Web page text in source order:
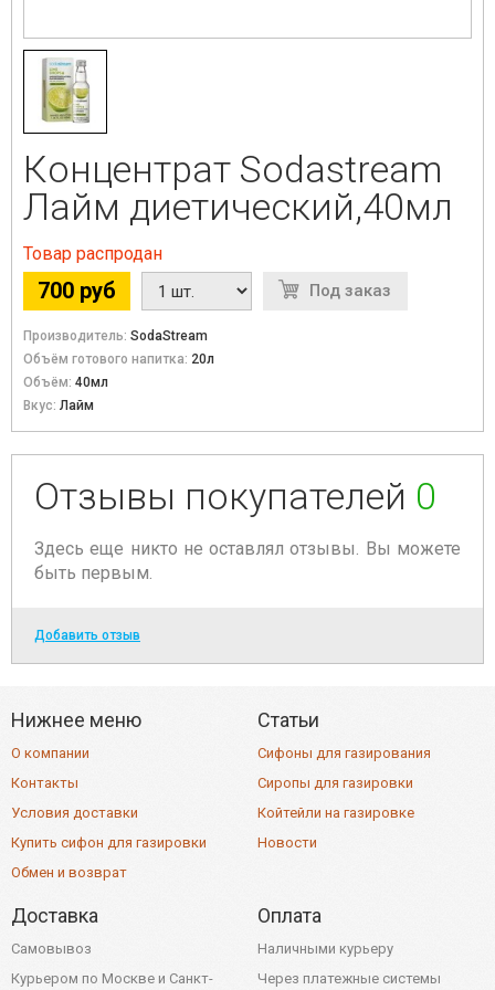
Концентрат Sodastream
Лайм диетический,40мл
Товар распродан
700 руб Под заказ
Производитель: SodaStream
Объём готового напитка: 20л
Объём: 40мл
Вкус: Лайм
Отзывы покупателей 0
Здесь еще никто не оставлял отзывы. Вы можете
быть первым.
Добавить отзыв
Нижнее меню
О компании
Контакты
Условия доставки
Купить сифон для газировки
Обмен и возврат
Статьи
Сифоны для газирования
Сиропы для газировки
Койтейли на газировке
Новости
Доставка
Самовывоз
Курьером по Москве и Санкт-
Оплата
Наличными курьеру
Через платежные системы